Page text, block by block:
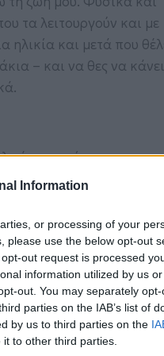
Information
or processing of your
please use the below opt-out
out request is processed
information utilized by us
out. You may separately
parties on the IAB’s list of
by us to third parties on the
to other third parties.
τα λειτουργούν και με
ηλικία και μετά που
– και να θες να
φαίνεται πως
συνεχούς έκθεσης. Ο
μήνυμα για την